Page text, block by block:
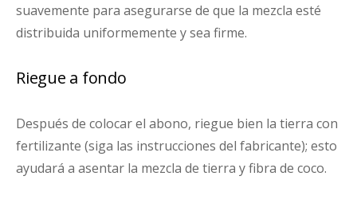
suavemente para asegurarse de que la mezcla esté
distribuida uniformemente y sea firme.
Riegue a fondo
Después de colocar el abono, riegue bien la tierra con
fertilizante (siga las instrucciones del fabricante); esto
ayudará a asentar la mezcla de tierra y fibra de coco.